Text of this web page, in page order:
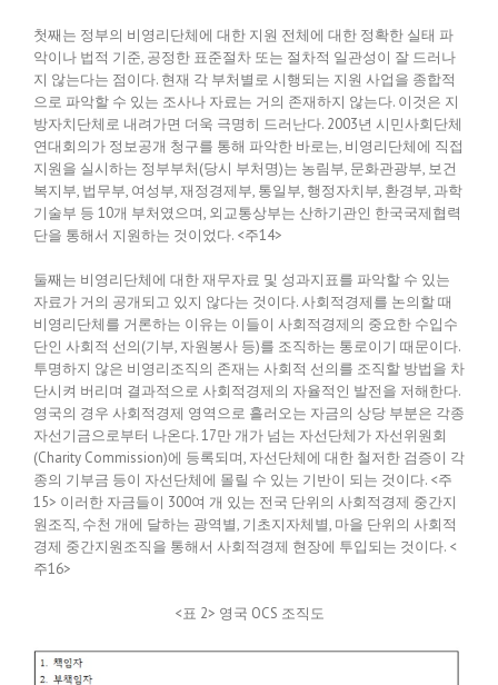
첫째는 정부의 비영리단체에 대한 지원 전체에 대한 정확한 실태 파
악이나 법적 기준, 공정한 표준절차 또는 절차적 일관성이 잘 드러나
지 않는다는 점이다. 현재 각 부처별로 시행되는 지원 사업을 종합적
으로 파악할 수 있는 조사나 자료는 거의 존재하지 않는다. 이것은 지
방자치단체로 내려가면 더욱 극명히 드러난다. 2003년 시민사회단체
연대회의가 정보공개 청구를 통해 파악한 바로는, 비영리단체에 직접
지원을 실시하는 정부부처(당시 부처명)는 농림부, 문화관광부, 보건
복지부, 법무부, 여성부, 재정경제부, 통일부, 행정자치부, 환경부, 과학
기술부 등 10개 부처였으며, 외교통상부는 산하기관인 한국국제협력
단을 통해서 지원하는 것이었다. <주14>
둘째는 비영리단체에 대한 재무자료 및 성과지표를 파악할 수 있는
자료가 거의 공개되고 있지 않다는 것이다. 사회적경제를 논의할 때
비영리단체를 거론하는 이유는 이들이 사회적경제의 중요한 수입수
단인 사회적 선의(기부, 자원봉사 등)를 조직하는 통로이기 때문이다.
투명하지 않은 비영리조직의 존재는 사회적 선의를 조직할 방법을 차
단시켜 버리며 결과적으로 사회적경제의 자율적인 발전을 저해한다.
영국의 경우 사회적경제 영역으로 흘러오는 자금의 상당 부분은 각종
자선기금으로부터 나온다. 17만 개가 넘는 자선단체가 자선위원회
(Charity Commission)에 등록되며, 자선단체에 대한 철저한 검증이 각
종의 기부금 등이 자선단체에 몰릴 수 있는 기반이 되는 것이다. <주
15> 이러한 자금들이 300여 개 있는 전국 단위의 사회적경제 중간지
원조직, 수천 개에 달하는 광역별, 기초지자체별, 마을 단위의 사회적
경제 중간지원조직을 통해서 사회적경제 현장에 투입되는 것이다. <
주16>
<표 2> 영국 OCS 조직도